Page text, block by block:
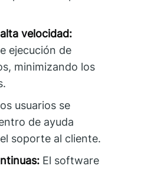
velocidad:
ejecución de
minimizando los
usuarios se
de ayuda
soporte al cliente.
El software